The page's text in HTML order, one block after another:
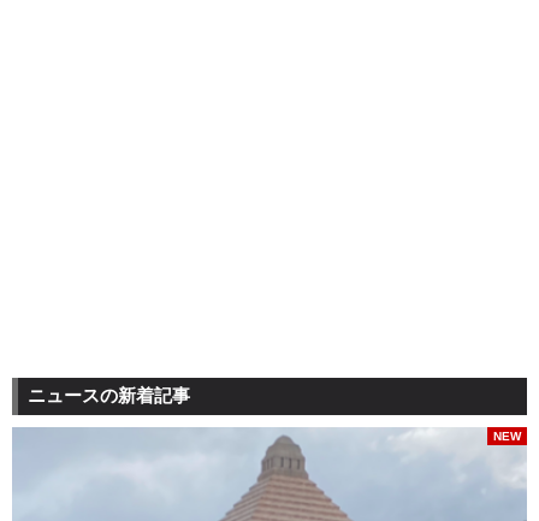
ニュースの新着記事
NEW